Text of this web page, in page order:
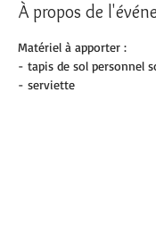
À propos de
Matériel à apporter :
- tapis de sol personnel
- serviette